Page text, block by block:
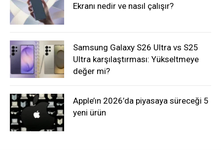
Ekranı nedir ve nasıl çalışır?
Samsung Galaxy S26 Ultra vs S25
Ultra karşılaştırması: Yükseltmeye
değer mi?
Apple’ın 2026’da piyasaya süreceği 5
yeni ürün